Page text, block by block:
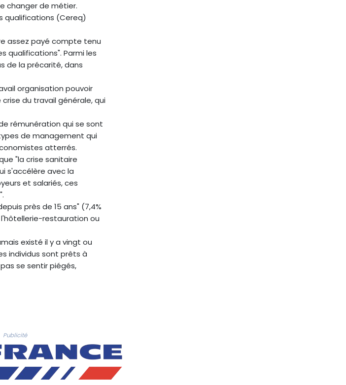
changer de métier.
qualifications (Cereq)
assez payé compte tenu
qualifications". Parmi les
de la précarité, dans
organisation pouvoir
du travail générale, qui
rémunération qui se sont
de management qui
atterrés.
"la crise sanitaire
s'accélère avec la
et salariés, ces
près de 15 ans" (7,4%
restauration ou
existé il y a vingt ou
individus sont prêts à
se sentir piégés,
Publicité